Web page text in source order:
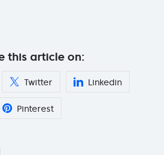
this article on:
Twitter Linkedin
Pinterest